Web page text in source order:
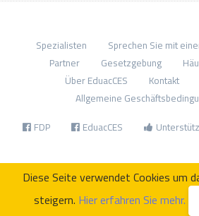
Spezialisten
Sprechen Sie mit
Partner
Gesetzgebung
Über EduacCES
Kontakt
Allgemeine
FDP EduacCES
Diese Seite verwendet Cookies um
steigern. Hier erfahren Sie mehr.